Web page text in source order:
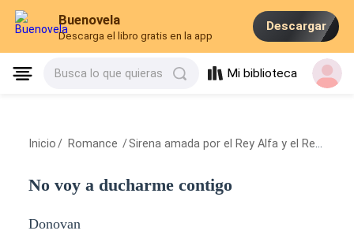
Buenovela
Descarga el libro gratis en la app
Descargar
Busca lo que quieras Mi biblioteca
Inicio / Romance /Sirena amada por el Rey Alfa y el Rey Vampiro
No voy a ducharme contigo
Donovan